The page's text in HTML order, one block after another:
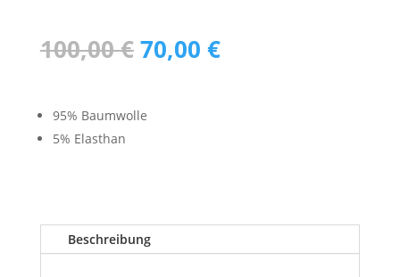
100,00€ Ursprünglicher
Preis
100,00 €
70,00 €Aktueller
Preis
95% Baumwolle
5% Elasthan
Beschreibung